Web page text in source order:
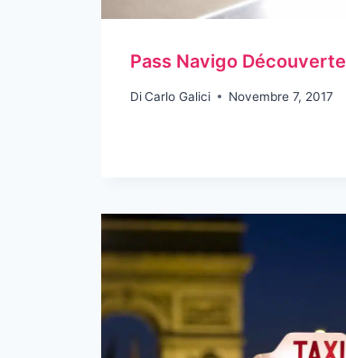
Pass Navigo Découverte
DiCarlo Galici Novembre 7, 2017